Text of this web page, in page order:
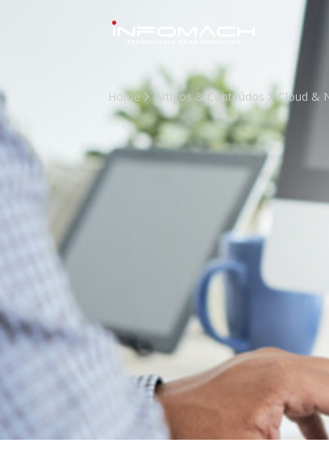
Home Artigos & Conteúdos Cloud &